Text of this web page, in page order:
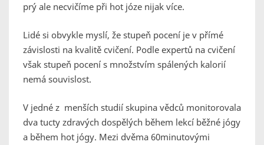
prý ale necvičíme při hot józe nijak více.
Lidé si obvykle myslí, že stupeň pocení je v přímé
závislosti na kvalitě cvičení. Podle expertů na cvičení
však stupeň pocení s množstvím spálených kalorií
nemá souvislost.
V jedné z menších studií skupina vědců monitorovala
dva tucty zdravých dospělých během lekcí běžné jógy
a během hot jógy. Mezi dvěma 60minutovými